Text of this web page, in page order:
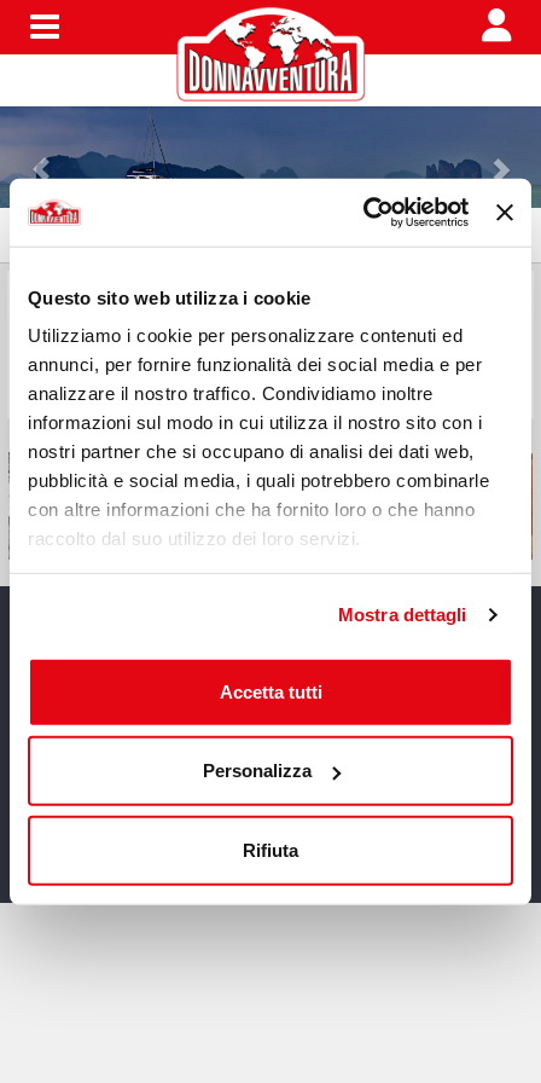
Questo sito web utilizza i cookie
Utilizziamo i cookie per personalizzare contenuti ed
annunci, per fornire funzionalità dei social media e per
analizzare il nostro traffico. Condividiamo inoltre
informazioni sul modo in cui utilizza il nostro sito con i
nostri partner che si occupano di analisi dei dati web,
pubblicità e social media, i quali potrebbero combinarle
con altre informazioni che ha fornito loro o che hanno
raccolto dal suo utilizzo dei loro servizi.
Mostra dettagli
Accetta tutti
Personalizza
Rifiuta
Menu
CAFÈ JILILI - Hamma Gabes – Ksar Ghilane – El borma
Pausa merenda con un buon the alla menta e assaggio
del pane Tabouna, appena sfornato e molto buono.
UN'AVVENTURA STRAORDINARIA
DONNAVVENTURA 1989 - 2026